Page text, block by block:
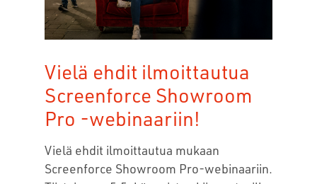
Vielä ehdit ilmoittautua
Screenforce Showroom
Pro -webinaariin!
Vielä ehdit ilmoittautua mukaan
Screenforce Showroom Pro-webinaariin.